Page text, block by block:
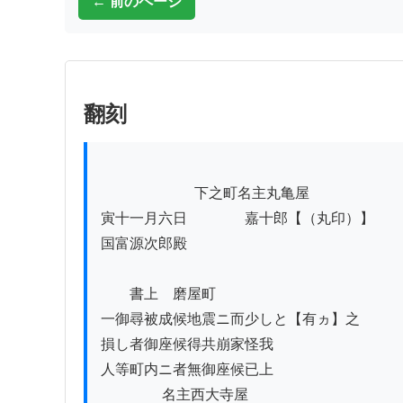
翻刻
寅十一月六日　　　　嘉十郎【（丸印）】
国富源次郎殿
書上　磨屋町
一御尋被成候地震ニ而少しと【有ヵ】之
損し者御座候得共崩家怪我
人等町内ニ者無御座候已上
名主西大寺屋